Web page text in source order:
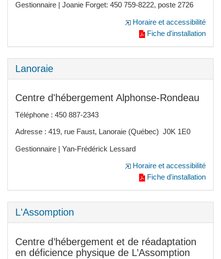
Gestionnaire | Joanie Forget: 450 759-8222, poste 2726
Horaire et accessibilité
Fiche d'installation
Lanoraie
Centre d'hébergement Alphonse-Rondeau
Téléphone : 450 887-2343
Adresse : 419, rue Faust, Lanoraie (Québec) J0K 1E0
Gestionnaire | Yan-Frédérick Lessard
Horaire et accessibilité
Fiche d'installation
L'Assomption
Centre d’hébergement et de réadaptation
en déficience physique de L’Assomption